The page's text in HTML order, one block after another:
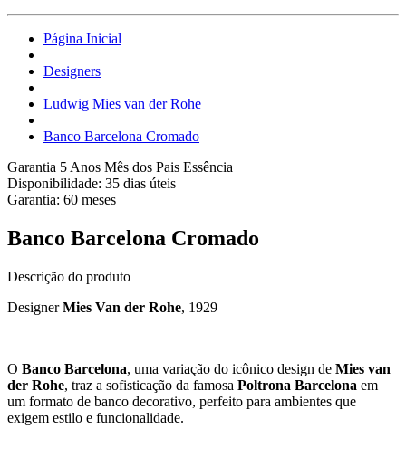
Página Inicial
Designers
Ludwig Mies van der Rohe
Banco Barcelona Cromado
Garantia 5 Anos Mês dos Pais Essência
Disponibilidade: 35 dias úteis
Garantia: 60 meses
Banco Barcelona Cromado
Descrição do produto
DesignerMies Van der Rohe, 1929
O Banco Barcelona, uma variação do icônico design de Mies van
der Rohe, traz a sofisticação da famosa Poltrona Barcelona em
um formato de banco decorativo, perfeito para ambientes que
exigem estilo e funcionalidade.